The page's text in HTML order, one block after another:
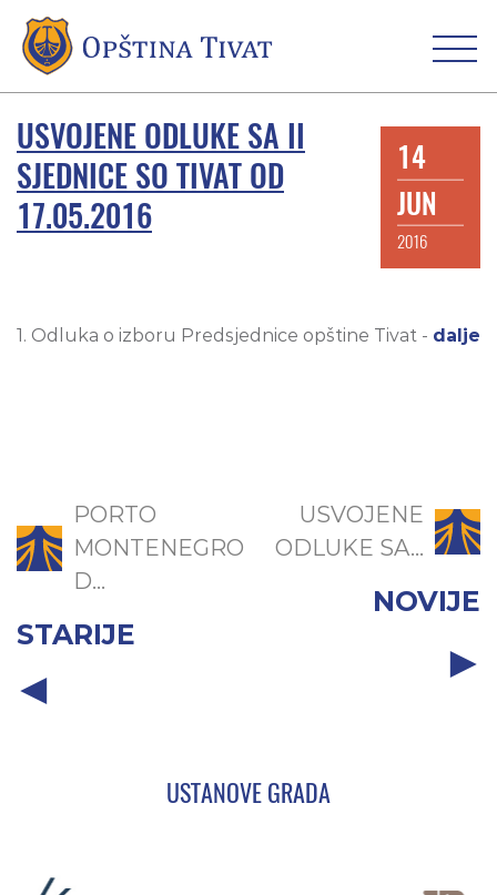
USVOJENE ODLUKE SA II
SJEDNICE SO TIVAT OD
17.05.2016
14
JUN
2016
1. Odluka o izboru Predsjednice opštine Tivat - dalje
PORTO
MONTENEGRO
D...
STARIJE
USVOJENE
ODLUKE SA...
NOVIJE
USTANOVE GRADA